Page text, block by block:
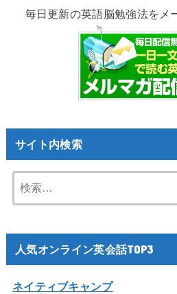
毎日更新の英語脳勉強法をメ
サイト内検索
索:
人気オンライン英会話TOP3
ネイティブキャンプ